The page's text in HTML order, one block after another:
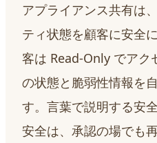
アプライアンス共有は
ティ状態を顧客に安全
客は Read-Only でア
の状態と脆弱性情報を
す。言葉で説明する安
安全は、承認の場でも